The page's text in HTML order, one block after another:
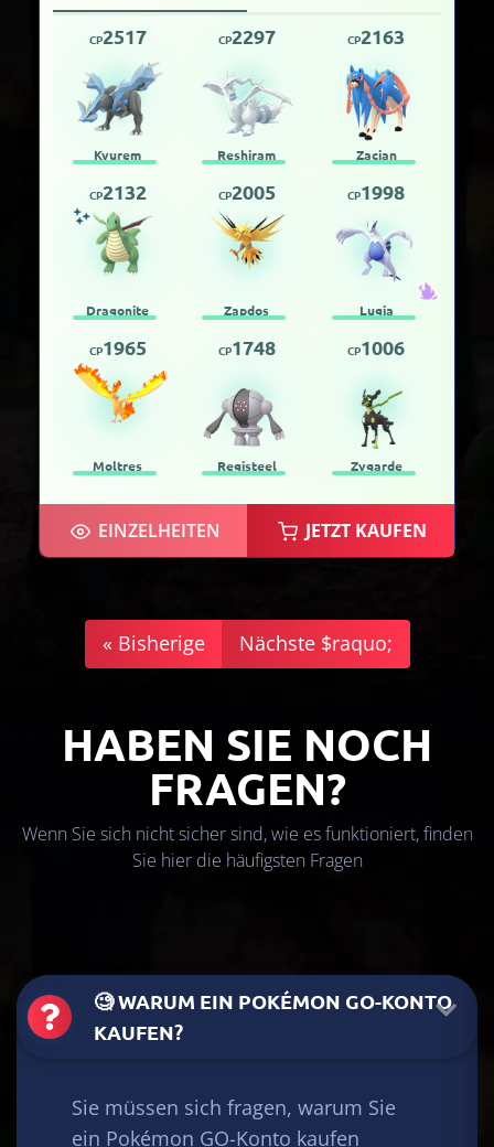
CP2517
Kyurem
CP2297
Reshiram
CP2163
Zacian
CP2132
Dragonite
CP2005
Zapdos
CP1998
Lugia
CP1965
Moltres
CP1748
Registeel
CP1006
Zygarde
EINZELHEITEN JETZT KAUFEN
« Bisherige Nächste $raquo;
HABEN SIE NOCH
FRAGEN?
Wenn Sie sich nicht sicher sind, wie es funktioniert, finden
Sie hier die häufigsten Fragen
🧐 WARUM EIN POKÉMON GO-KONTO
KAUFEN?
Sie müssen sich fragen, warum Sie
ein Pokémon GO-Konto kaufen